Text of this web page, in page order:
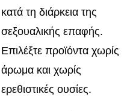
κατά τη διάρκεια της
σεξουαλικής επαφής.
Επιλέξτε προϊόντα χωρίς
άρωμα και χωρίς
ερεθιστικές ουσίες.